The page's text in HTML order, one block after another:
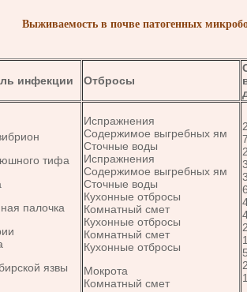
Выживаемость в почве патогенных
инфекции Отбросы
тифа
палочка
язвы
Испражнения
Содержимое выгребных ям
Сточные воды
Испражнения
Содержимое выгребных ям
Сточные воды
Кухонные отбросы
Комнатный смет
Кухонные отбросы
Комнатный смет
Кухонные отбросы
Мокрота
Комнатный смет